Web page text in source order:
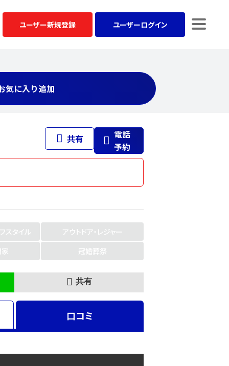
ユーザー新規登録 ユーザーログイン
気に入り追加
共有
電話
予約
スタイル
アウトドア・レジャー
冠婚葬祭
共有
口コミ